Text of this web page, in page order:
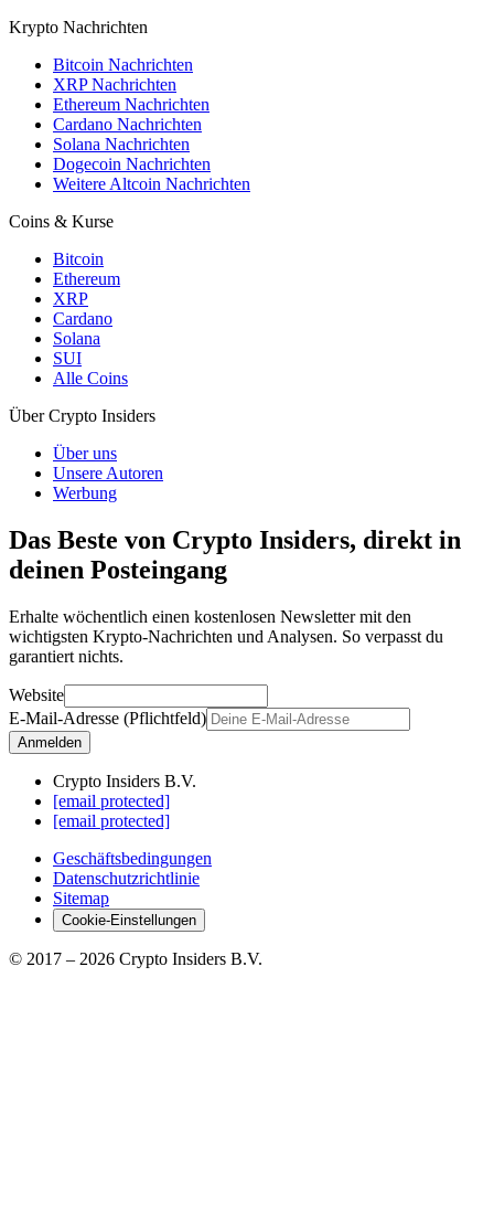
Krypto Nachrichten
Bitcoin Nachrichten
XRP Nachrichten
Ethereum Nachrichten
Cardano Nachrichten
Solana Nachrichten
Dogecoin Nachrichten
Weitere Altcoin Nachrichten
Coins & Kurse
Bitcoin
Ethereum
XRP
Cardano
Solana
SUI
Alle Coins
Über Crypto Insiders
Über uns
Unsere Autoren
Werbung
Das Beste von Crypto Insiders, direkt in
deinen Posteingang
Erhalte wöchentlich einen kostenlosen Newsletter mit den
wichtigsten Krypto-Nachrichten und Analysen. So verpasst du
garantiert nichts.
Website
E-Mail-Adresse (Pflichtfeld)
Anmelden
Crypto Insiders B.V.
[email protected]
[email protected]
Geschäftsbedingungen
Datenschutzrichtlinie
Sitemap
Cookie-Einstellungen
© 2017 – 2026 Crypto Insiders B.V.